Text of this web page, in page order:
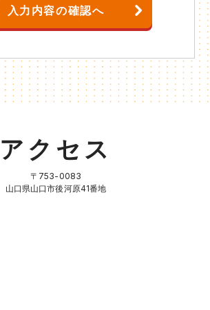
アクセス
〒753-0083
山口県山口市後河原41番地